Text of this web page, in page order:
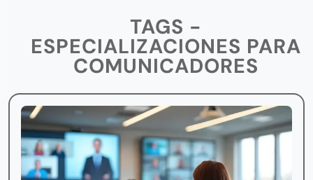
TAGS -
ESPECIALIZACIONES PARA
COMUNICADORES